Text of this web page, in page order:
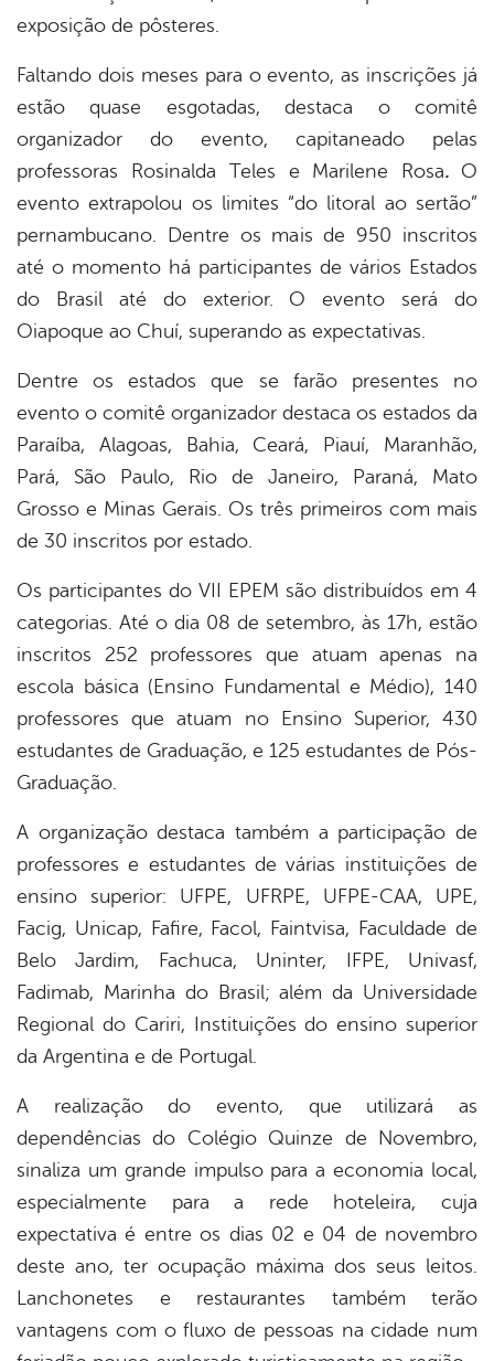
exposição de pôsteres.
Faltando dois meses para o evento, as inscrições já
estão quase esgotadas, destaca o comitê
organizador do evento, capitaneado pelas
professoras Rosinalda Teles e Marilene Rosa. O
evento extrapolou os limites “do litoral ao sertão”
pernambucano. Dentre os mais de 950 inscritos
até o momento há participantes de vários Estados
do Brasil até do exterior. O evento será do
Oiapoque ao Chuí, superando as expectativas.
Dentre os estados que se farão presentes no
evento o comitê organizador destaca os estados da
Paraíba, Alagoas, Bahia, Ceará, Piauí, Maranhão,
Pará, São Paulo, Rio de Janeiro, Paraná, Mato
Grosso e Minas Gerais. Os três primeiros com mais
de 30 inscritos por estado.
Os participantes do VII EPEM são distribuídos em 4
categorias. Até o dia 08 de setembro, às 17h, estão
inscritos 252 professores que atuam apenas na
escola básica (Ensino Fundamental e Médio), 140
professores que atuam no Ensino Superior, 430
estudantes de Graduação, e 125 estudantes de Pós-
Graduação.
A organização destaca também a participação de
professores e estudantes de várias instituições de
ensino superior: UFPE, UFRPE, UFPE-CAA, UPE,
Facig, Unicap, Fafire, Facol, Faintvisa, Faculdade de
Belo Jardim, Fachuca, Uninter, IFPE, Univasf,
Fadimab, Marinha do Brasil; além da Universidade
Regional do Cariri, Instituições do ensino superior
da Argentina e de Portugal.
A realização do evento, que utilizará as
dependências do Colégio Quinze de Novembro,
sinaliza um grande impulso para a economia local,
especialmente para a rede hoteleira, cuja
expectativa é entre os dias 02 e 04 de novembro
deste ano, ter ocupação máxima dos seus leitos.
Lanchonetes e restaurantes também terão
vantagens com o fluxo de pessoas na cidade num